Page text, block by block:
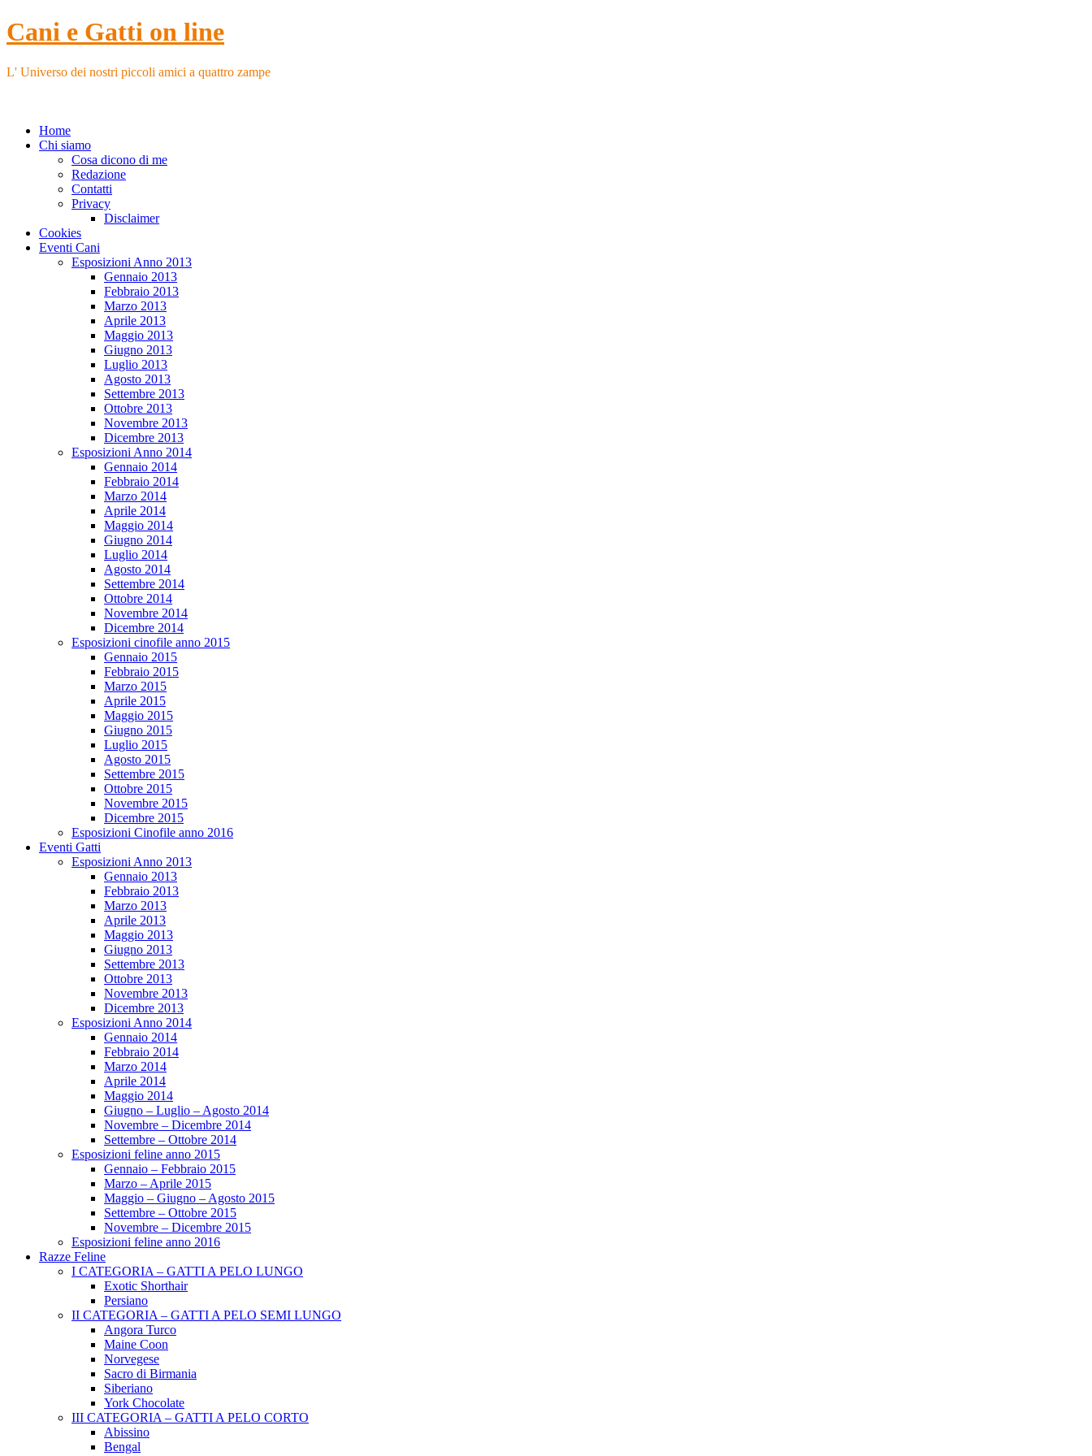
Cani e Gatti on line
L' Universo dei nostri piccoli amici a quattro zampe
Home
Chi siamo
Cosa dicono di me
Redazione
Contatti
Privacy
Disclaimer
Cookies
Eventi Cani
Esposizioni Anno 2013
Gennaio 2013
Febbraio 2013
Marzo 2013
Aprile 2013
Maggio 2013
Giugno 2013
Luglio 2013
Agosto 2013
Settembre 2013
Ottobre 2013
Novembre 2013
Dicembre 2013
Esposizioni Anno 2014
Gennaio 2014
Febbraio 2014
Marzo 2014
Aprile 2014
Maggio 2014
Giugno 2014
Luglio 2014
Agosto 2014
Settembre 2014
Ottobre 2014
Novembre 2014
Dicembre 2014
Esposizioni cinofile anno 2015
Gennaio 2015
Febbraio 2015
Marzo 2015
Aprile 2015
Maggio 2015
Giugno 2015
Luglio 2015
Agosto 2015
Settembre 2015
Ottobre 2015
Novembre 2015
Dicembre 2015
Esposizioni Cinofile anno 2016
Eventi Gatti
Esposizioni Anno 2013
Gennaio 2013
Febbraio 2013
Marzo 2013
Aprile 2013
Maggio 2013
Giugno 2013
Settembre 2013
Ottobre 2013
Novembre 2013
Dicembre 2013
Esposizioni Anno 2014
Gennaio 2014
Febbraio 2014
Marzo 2014
Aprile 2014
Maggio 2014
Giugno – Luglio – Agosto 2014
Novembre – Dicembre 2014
Settembre – Ottobre 2014
Esposizioni feline anno 2015
Gennaio – Febbraio 2015
Marzo – Aprile 2015
Maggio – Giugno – Agosto 2015
Settembre – Ottobre 2015
Novembre – Dicembre 2015
Esposizioni feline anno 2016
Razze Feline
I CATEGORIA – GATTI A PELO LUNGO
Exotic Shorthair
Persiano
II CATEGORIA – GATTI A PELO SEMI LUNGO
Angora Turco
Maine Coon
Norvegese
Sacro di Birmania
Siberiano
York Chocolate
III CATEGORIA – GATTI A PELO CORTO
Abissino
Bengal